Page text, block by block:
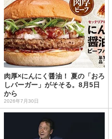
肉厚×にんにく醤油！ 夏の「おろ
しバーガー」がそそる。8月5日
から
2026年7月30日